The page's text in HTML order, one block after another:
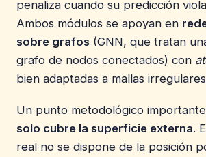
penaliza cuando su predicción
Ambos módulos se apoyan en
sobre grafos (GNN, que tratan
grafo de nodos conectados) con
bien adaptadas a mallas
Un punto metodológico
solo cubre la superficie externa.
real no se dispone de la posición